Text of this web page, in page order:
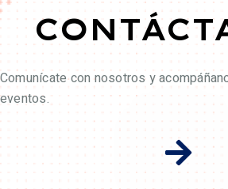
Comunícate con nosotros y
eventos.